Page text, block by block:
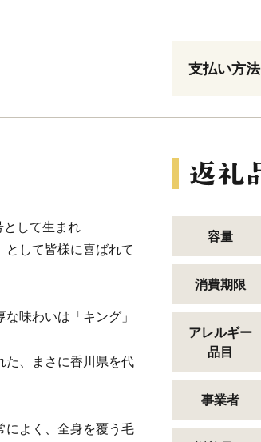
支払い方法
として生まれ
として皆様に喜ばれて
味わいは「キング」
た、まさに香川県を代
によく、全身を覆う毛
容量
消費期限
アレルギー
品目
事業者